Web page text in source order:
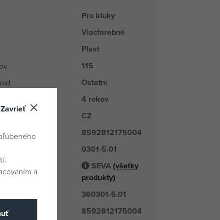
Pro kluky
Viacfarebné
Plast
115
Ostatní
4 rokov
CZ
8592812175004
číslo 0301-5.01
SEVA(všetky
produkty)
360301-5.01
8592812175004
Zavrieť
a